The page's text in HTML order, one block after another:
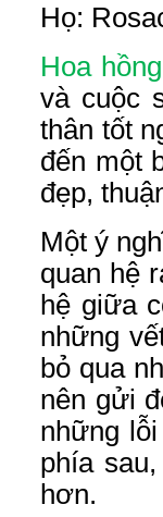
Họ:
Hoa
và cuộc
thân tốt
đến một
đẹp,
Một ý
quan hệ
hệ giữa
những
bỏ qua
nên gửi
những
phía
hơn.